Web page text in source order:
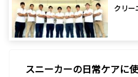
クリー
スニーカーの日常ケアに